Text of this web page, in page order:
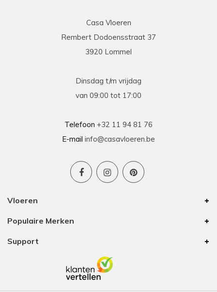
Casa Vloeren
Rembert Dodoensstraat 37
3920 Lommel
Dinsdag t/m vrijdag
van 09:00 tot 17:00
Telefoon +32 11 94 81 76
E-mail info@casavloeren.be
Vloeren
Populaire Merken
Support